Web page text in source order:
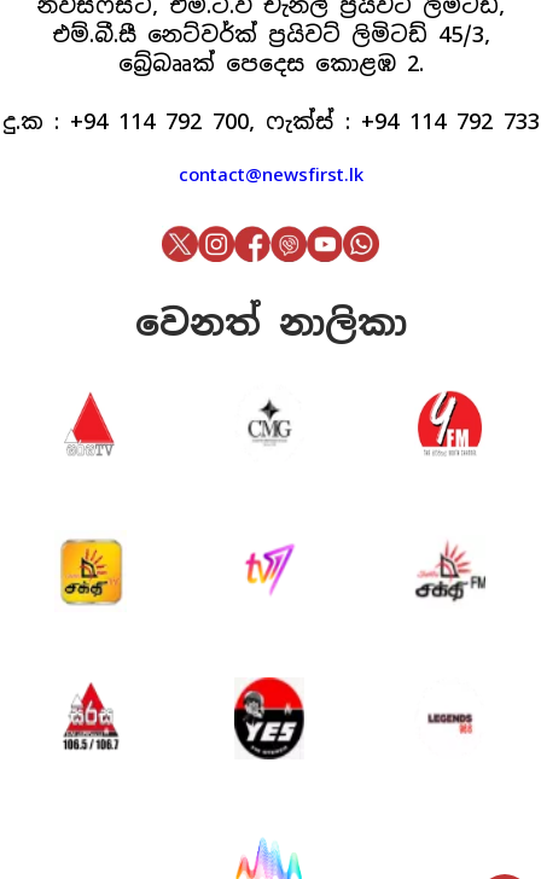
නිව්ස්ෆස්ට්, එම්.ටී.වී චැනල් ප්‍රයිවට් ලිමිටඩ්,
එම්.බී.සී නෙට්වර්ක් ප්‍රයිවට් ලිමිටඩ් 45/3,
බ්‍රේබෲක් පෙදෙස කොළඹ 2.
දු.ක : +94 114 792 700, ෆැක්ස් : +94 114 792 733
contact@newsfirst.lk
වෙනත් නාලිකා